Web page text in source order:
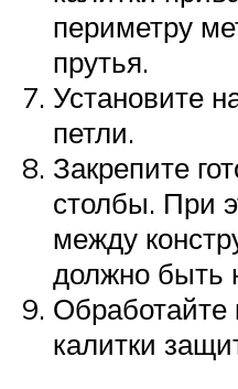
периметру
прутья.
Установите
петли.
Закрепите
столбы. При
между
должно быть
калитки